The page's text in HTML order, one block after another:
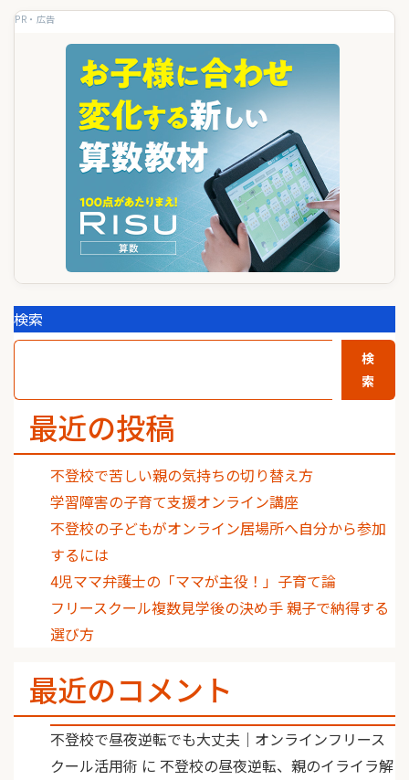
ョ
PR・広告
検索
検
索
最近の投稿
不登校で苦しい親の気持ちの切り替え方
学習障害の子育て支援オンライン講座
不登校の子どもがオンライン居場所へ自分から参加
するには
4児ママ弁護士の「ママが主役！」子育て論
フリースクール複数見学後の決め手 親子で納得する
選び方
最近のコメント
不登校で昼夜逆転でも大丈夫｜オンラインフリース
クール活用術 に 不登校の昼夜逆転、親のイライラ解